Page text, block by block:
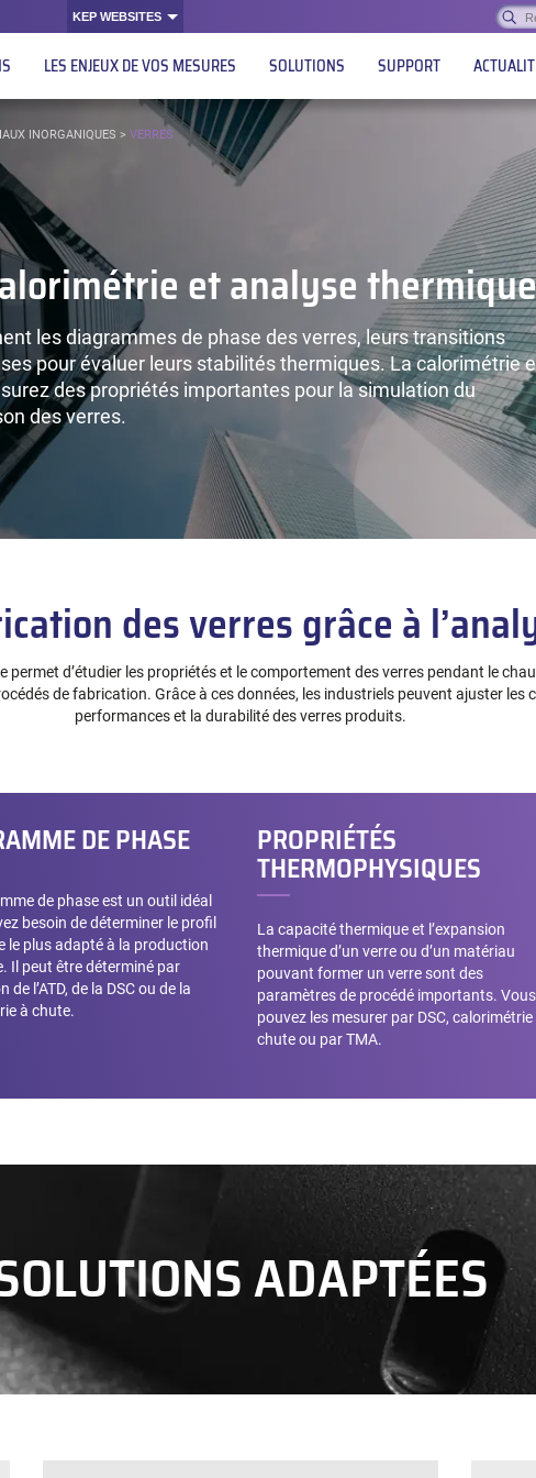
KEP WEBSITES OK
LES ENJEUX DE VOS MESURES SOLUTIONS SUPPORT
INORGANIQUES > VERRES
et analyse thermique
les diagrammes de phase des verres, leurs transitions
pour évaluer leurs stabilités thermiques. La calorimétrie
des propriétés importantes pour la simulation du
des verres.
des verres grâce à
permet d’étudier les propriétés et le comportement des verres pendant le
de fabrication. Grâce à ces données, les industriels peuvent ajuster
performances et la durabilité des verres produits.
DE PHASE
de phase est un outil idéal
besoin de déterminer le profil
le plus adapté à la production
Il peut être déterminé par
de l’ATD, de la DSC ou de la
à chute.
PROPRIÉTÉS
THERMOPHYSIQUES
La capacité thermique et l’expansion
thermique d’un verre ou d’un matériau
pouvant former un verre sont des
paramètres de procédé importants. Vous
pouvez les mesurer par DSC, calorimétrie
chute ou par TMA.
ADAPTÉES